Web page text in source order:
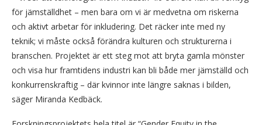
för jämställdhet – men bara om vi är medvetna om riskerna
och aktivt arbetar för inkludering. Det räcker inte med ny
teknik; vi måste också förändra kulturen och strukturerna i
branschen. Projektet är ett steg mot att bryta gamla mönster
och visa hur framtidens industri kan bli både mer jämställd och
konkurrenskraftig – där kvinnor inte längre saknas i bilden,
säger Miranda Kedbäck.